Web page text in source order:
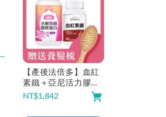
【產後法倍多】血紅
素鐵＋亞尼活力膠原
蛋白
NT$1,842